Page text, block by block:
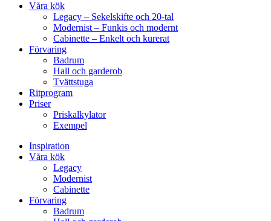
Våra kök
Legacy – Sekelskifte och 20-tal
Modernist – Funkis och modernt
Cabinette – Enkelt och kurerat
Förvaring
Badrum
Hall och garderob
Tvättstuga
Ritprogram
Priser
Priskalkylator
Exempel
Inspiration
Våra kök
Legacy
Modernist
Cabinette
Förvaring
Badrum